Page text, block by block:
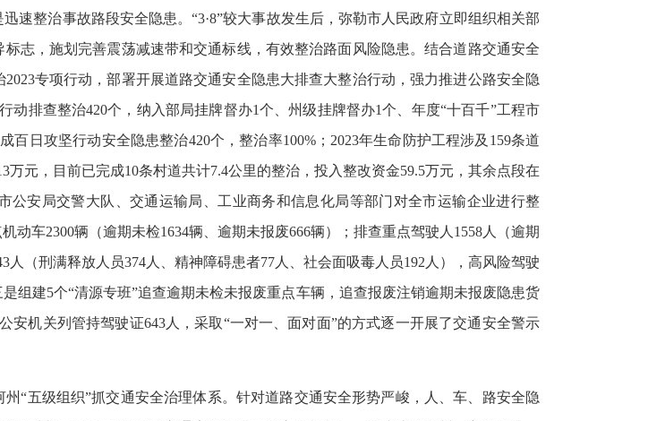
速整治事故路段安全隐患。“3·8”较大事故发生后，弥勒市人民政府立即组织相关部
志，施划完善震荡减速带和交通标线，有效整治路面风险隐患。结合道路交通安全
专项行动，部署开展道路交通安全隐患大排查大整治行动，强力推进公路安全隐
排查整治420个，纳入部局挂牌督办1个、州级挂牌督办1个、年度“十百千”工程市
日攻坚行动安全隐患整治420个，整治率100%；2023年生命防护工程涉及159条道
万元，目前已完成10条村道共计7.4公里的整治，投入整改资金59.5万元，其余点段在
安局交警大队、交通运输局、工业商务和信息化局等部门对全市运输企业进行整
车2300辆（逾期未检1634辆、逾期未报废666辆）；排查重点驾驶人1558人（逾期
（刑满释放人员374人、精神障碍患者77人、社会面吸毒人员192人），高风险驾驶
组建5个“清源专班”追查逾期未检未报废重点车辆，追查报废注销逾期未报废隐患货
安机关列管持驾驶证643人，采取“一对一、面对面”的方式逐一开展了交通安全警示
“五级组织”抓交通安全治理体系。针对道路交通安全形势严峻，人、车、路安全隐